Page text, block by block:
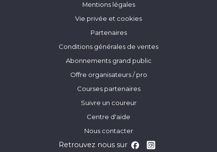
Mentions légales
Vie privée et cookies
Partenaires
Conditions générales de ventes
Abonnements grand public
Offre organisateurs / pro
Courses partenaires
Suivre un coureur
Centre d'aide
Nous contacter
Retrouvez nous sur